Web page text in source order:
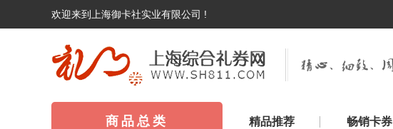
欢迎来到上海御卡社实业有限公司 !
商品总类 精品推荐 畅销卡券